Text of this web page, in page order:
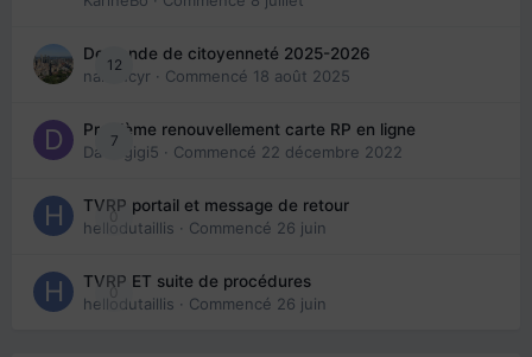
12
Demande de citoyenneté 2025-2026
nanancyr · Commencé 18 août 2025
7
Problème renouvellement carte RP en ligne
Davidgigi5 · Commencé 22 décembre 2022
0
TVRP portail et message de retour
hellodutaillis · Commencé 26 juin
0
TVRP ET suite de procédures
hellodutaillis · Commencé 26 juin